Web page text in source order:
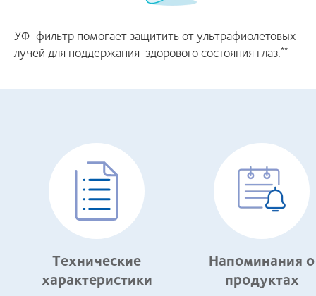
УФ-фильтр помогает защитить от ультрафиолетовых
лучей для поддержания здорового состояния глаз.**
Технические
характеристики
Напоминания о
продуктах